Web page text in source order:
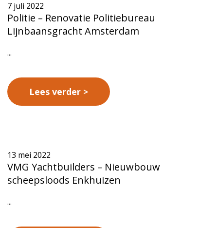
7 juli 2022
Politie – Renovatie Politiebureau
Lijnbaansgracht Amsterdam
...
Lees verder
13 mei 2022
VMG Yachtbuilders – Nieuwbouw
scheepsloods Enkhuizen
...